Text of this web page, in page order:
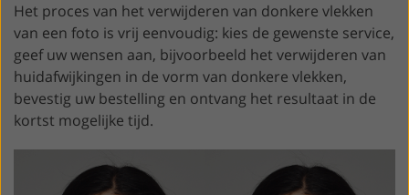
Het proces van het verwijderen van donkere vlekken
van een foto is vrij eenvoudig: kies de gewenste service,
geef uw wensen aan, bijvoorbeeld het verwijderen van
huidafwijkingen in de vorm van donkere vlekken,
bevestig uw bestelling en ontvang het resultaat in de
kortst mogelijke tijd.